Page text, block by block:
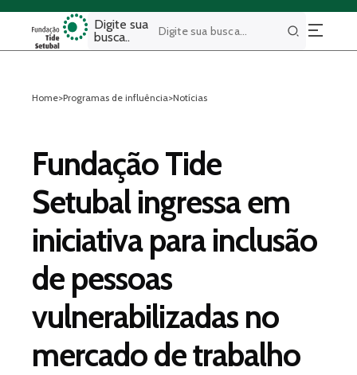
Digite sua
busca..
Buscar
Home>Programas de influência>Notícias
Fundação Tide
Setubal ingressa em
iniciativa para inclusão
de pessoas
vulnerabilizadas no
mercado de trabalho